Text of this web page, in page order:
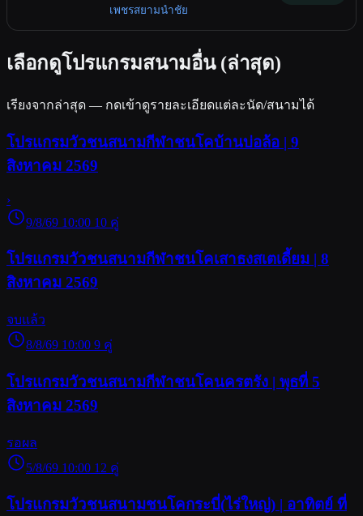
เพชรสยามนำชัย
เลือกดูโปรแกรมสนามอื่น (ล่าสุด)
เรียงจากล่าสุด — กดเข้าดูรายละเอียดแต่ละนัด/สนามได้
โปรแกรมวัวชนสนามกีฬาชนโคบ้านบ่อล้อ | 9
สิงหาคม 2569
›
9/8/69 10:00 10 คู่
โปรแกรมวัวชนสนามกีฬาชนโคเสาธงสเตเดี้ยม | 8
สิงหาคม 2569
จบแล้ว
8/8/69 10:00 9 คู่
โปรแกรมวัวชนสนามกีฬาชนโคนครตรัง | พุธที่ 5
สิงหาคม 2569
รอผล
5/8/69 10:00 12 คู่
โปรแกรมวัวชนสนามชนโคกระบี่(ไร่ใหญ่) | อาทิตย์ ที่